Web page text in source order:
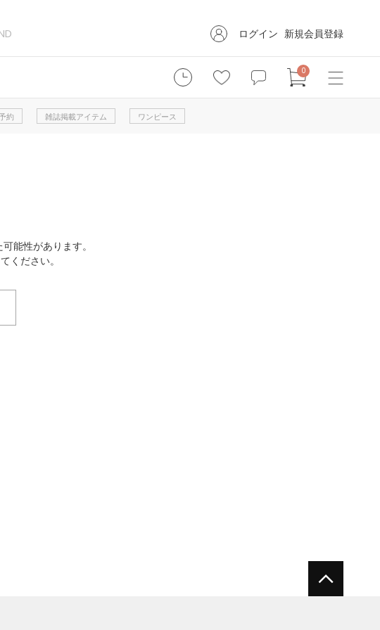
ログイン 新規会員登録
0
約 雑誌掲載アイテム ワンピース
能性があります。
ください。